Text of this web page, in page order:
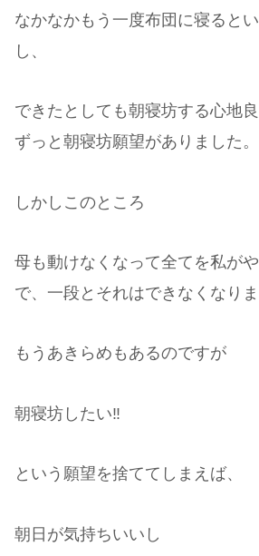
なかなかもう一度布団に寝ると
し、
できたとしても朝寝坊する心地
ずっと朝寝坊願望がありました。
しかしこのところ
母も動けなくなって全てを私が
で、一段とそれはできなくなりま
もうあきらめもあるのですが
朝寝坊したい‼︎
という願望を捨ててしまえば、
朝日が気持ちいいし